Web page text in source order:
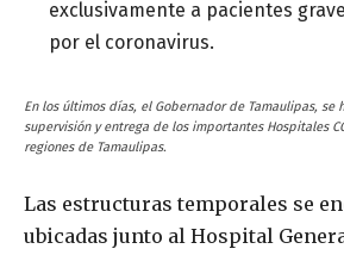
exclusivamente a pacientes
por el coronavirus.
En los últimos días, el Gobernador de Tamaulipas, se
supervisión y entrega de los importantes Hospitales
regiones de Tamaulipas.
Las estructuras temporales se
ubicadas junto al Hospital